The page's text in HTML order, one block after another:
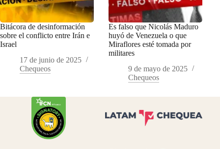
Bitácora de desinformación
sobre el conflicto entre Irán e
Israel
17 de junio de 2025
Chequeos
Es falso que Nicolás Maduro
huyó de Venezuela o que
Miraflores esté tomada por
militares
9 de mayo de 2025
Chequeos